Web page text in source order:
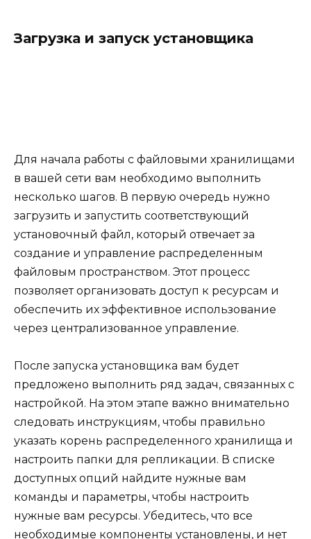
Загрузка и запуск установщика
Для начала работы с файловыми хранилищами
в вашей сети вам необходимо выполнить
несколько шагов. В первую очередь нужно
загрузить и запустить соответствующий
установочный файл, который отвечает за
создание и управление распределенным
файловым пространством. Этот процесс
позволяет организовать доступ к ресурсам и
обеспечить их эффективное использование
через централизованное управление.
После запуска установщика вам будет
предложено выполнить ряд задач, связанных с
настройкой. На этом этапе важно внимательно
следовать инструкциям, чтобы правильно
указать корень распределенного хранилища и
настроить папки для репликации. В списке
доступных опций найдите нужные вам
команды и параметры, чтобы настроить
нужные вам ресурсы. Убедитесь, что все
необходимые компоненты установлены, и нет